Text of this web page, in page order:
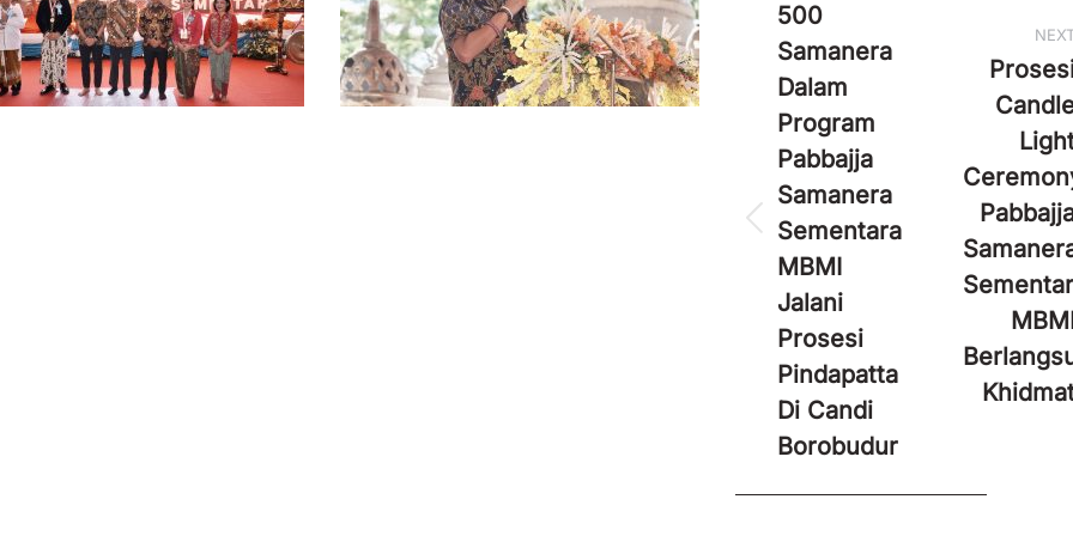
Previous
post:
500
Samanera
Dalam
Program
Pabbajja
Samanera
Sementara
MBMI
Jalani
Prosesi
Pindapatta
Di Candi
Borobudur
Next
post: